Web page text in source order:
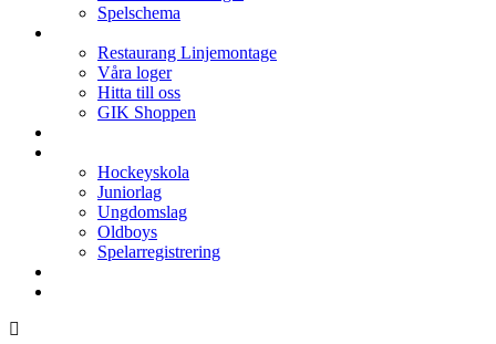
Spelschema
Restaurang Linjemontage
Våra loger
Hitta till oss
GIK Shoppen
Hockeyskola
Juniorlag
Ungdomslag
Oldboys
Spelarregistrering